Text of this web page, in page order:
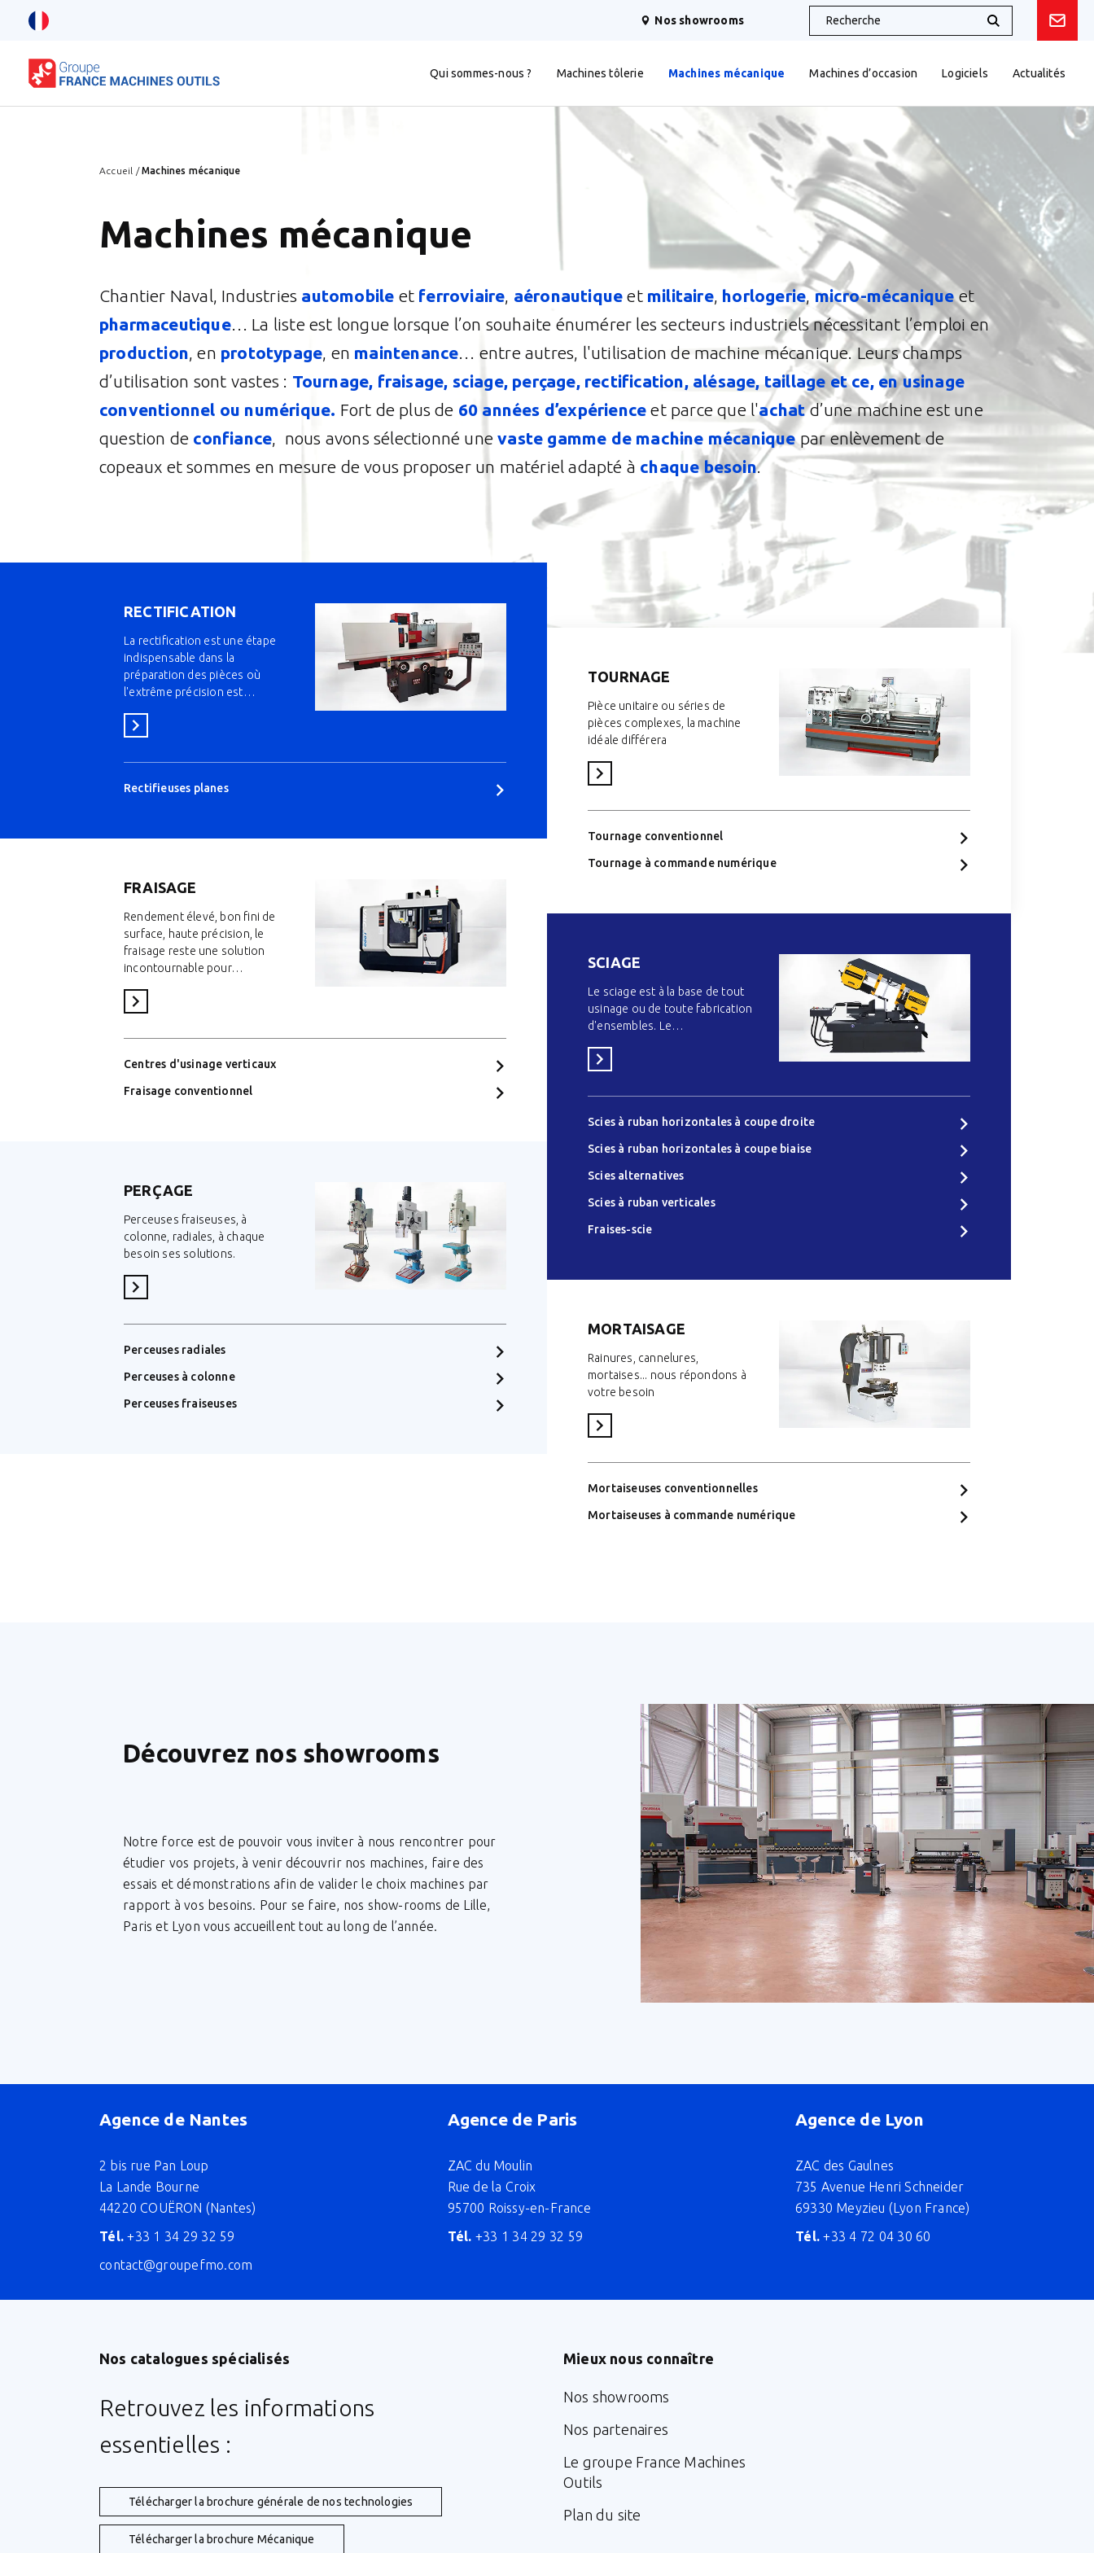
Nos showrooms
Qui sommes-nous ? Machines tôlerie Machines mécanique Machines d’occasion Logiciels Actualités
Accueil /Machines mécanique
Machines mécanique
Chantier Naval, Industries automobile et ferroviaire, aéronautique et militaire, horlogerie, micro-mécanique et
pharmaceutique… La liste est longue lorsque l’on souhaite énumérer les secteurs industriels nécessitant l’emploi en
production, en prototypage, en maintenance… entre autres, l'utilisation de machine mécanique. Leurs champs
d’utilisation sont vastes : Tournage, fraisage, sciage, perçage, rectification, alésage, taillage et ce, en usinage
conventionnel ou numérique. Fort de plus de 60 années d’expérience et parce que l'achatd’une machine est une
question de confiance, nous avons sélectionné unevaste gamme de machine mécaniquepar enlèvement de
copeaux et sommes en mesure de vous proposer un matériel adapté à chaque besoin.
RECTIFICATION
La rectification est une étape
indispensable dans la
préparation des pièces où
l'extrême précision est…
Voir la catégorie
Rectifieuses planes
FRAISAGE
Rendement élevé, bon fini de
surface, haute précision, le
fraisage reste une solution
incontournable pour…
Voir la catégorie
Centres d'usinage verticaux
Fraisage conventionnel
PERÇAGE
Perceuses fraiseuses, à
colonne, radiales, à chaque
besoin ses solutions.
Voir la catégorie
Perceuses radiales
Perceuses à colonne
Perceuses fraiseuses
TOURNAGE
Pièce unitaire ou séries de
pièces complexes, la machine
idéale différera
Voir la catégorie
Tournage conventionnel
Tournage à commande numérique
SCIAGE
Le sciage est à la base de tout
usinage ou de toute fabrication
d'ensembles. Le…
Voir la catégorie
Scies à ruban horizontales à coupe droite
Scies à ruban horizontales à coupe biaise
Scies alternatives
Scies à ruban verticales
Fraises-scie
MORTAISAGE
Rainures, cannelures,
mortaises... nous répondons à
votre besoin
Voir la catégorie
Mortaiseuses conventionnelles
Mortaiseuses à commande numérique
Découvrez nos showrooms
Notre force est de pouvoir vous inviter à nous rencontrer pour
étudier vos projets, à venir découvrir nos machines, faire des
essais et démonstrations afin de valider le choix machines par
rapport à vos besoins. Pour se faire, nos show-rooms de Lille,
Paris et Lyon vous accueillent tout au long de l’année.
Agence de Nantes
2 bis rue Pan Loup
La Lande Bourne
44220 COUËRON (Nantes)
Tél. +33 1 34 29 32 59
contact@groupefmo.com
Agence de Paris
ZAC du Moulin
Rue de la Croix
95700 Roissy-en-France
Tél. +33 1 34 29 32 59
Agence de Lyon
ZAC des Gaulnes
735 Avenue Henri Schneider
69330 Meyzieu (Lyon France)
Tél. +33 4 72 04 30 60
Nos catalogues spécialisés
Retrouvez les informations
essentielles :
Télécharger la brochure générale de nos technologies
Télécharger la brochure Mécanique
Mieux nous connaître
Nos showrooms
Nos partenaires
Le groupe France Machines
Outils
Plan du site